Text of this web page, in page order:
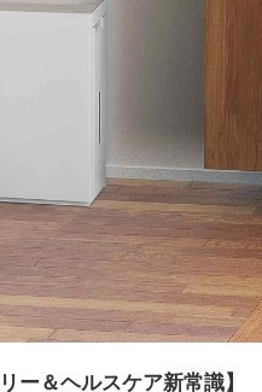
ー＆ヘルスケア新常識】